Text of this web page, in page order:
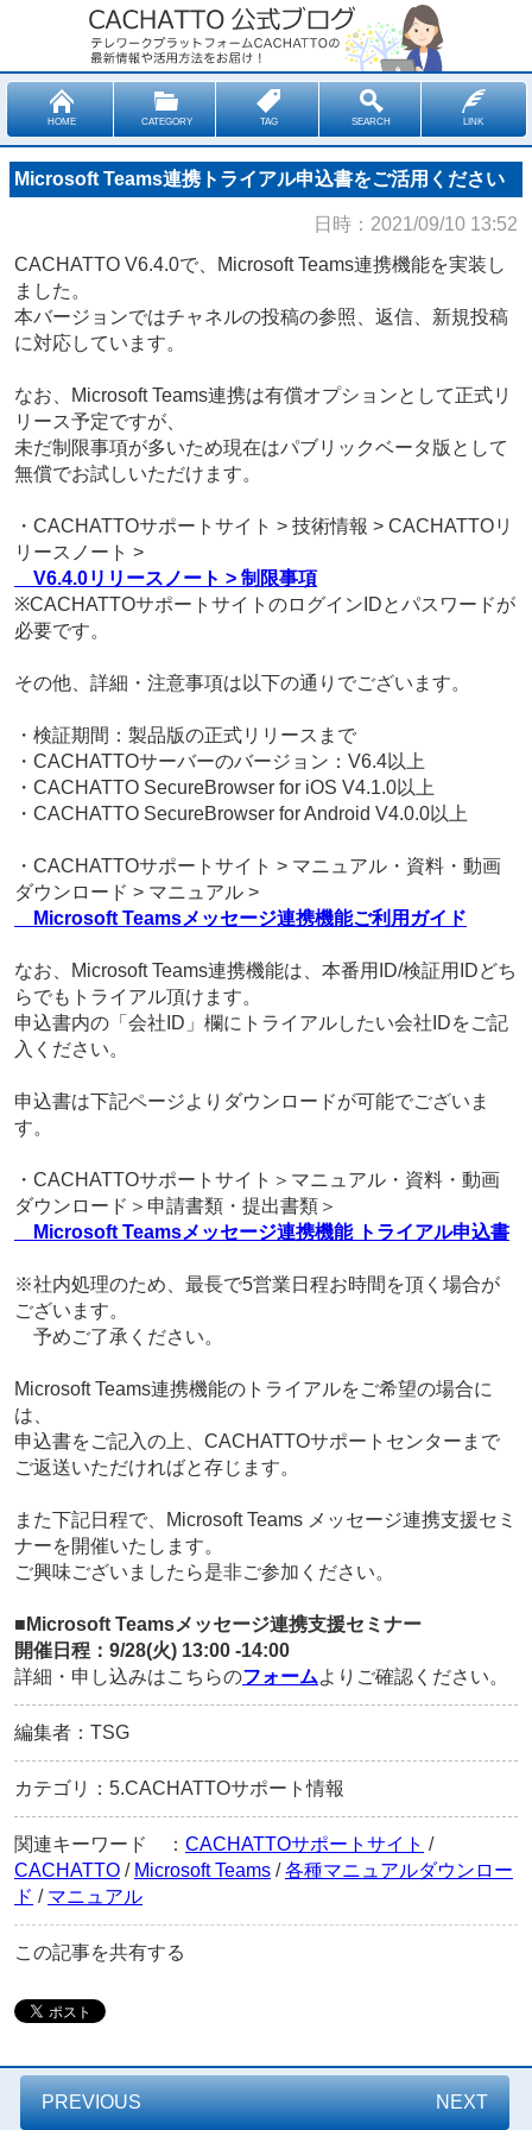
HOME CATEGORY TAG SEARCH LINK
Microsoft Teams連携トライアル申込書をご活用ください
日時：2021/09/10 13:52
CACHATTO V6.4.0で、Microsoft Teams連携機能を実装し
ました。
本バージョンではチャネルの投稿の参照、返信、新規投稿
に対応しています。
なお、Microsoft Teams連携は有償オプションとして正式リ
リース予定ですが、
未だ制限事項が多いため現在はパブリックベータ版として
無償でお試しいただけます。
・CACHATTOサポートサイト > 技術情報 > CACHATTOリ
リースノート >
V6.4.0リリースノート > 制限事項
※CACHATTOサポートサイトのログインIDとパスワードが
必要です。
その他、詳細・注意事項は以下の通りでございます。
・検証期間：製品版の正式リリースまで
・CACHATTOサーバーのバージョン：V6.4以上
・CACHATTO SecureBrowser for iOS V4.1.0以上
・CACHATTO SecureBrowser for Android V4.0.0以上
・CACHATTOサポートサイト > マニュアル・資料・動画
ダウンロード > マニュアル >
Microsoft Teamsメッセージ連携機能ご利用ガイド
なお、Microsoft Teams連携機能は、本番用ID/検証用IDどち
らでもトライアル頂けます。
申込書内の「会社ID」欄にトライアルしたい会社IDをご記
入ください。
申込書は下記ページよりダウンロードが可能でございま
す。
・CACHATTOサポートサイト＞マニュアル・資料・動画
ダウンロード＞申請書類・提出書類＞
Microsoft Teamsメッセージ連携機能 トライアル申込書
※社内処理のため、最長で5営業日程お時間を頂く場合が
ございます。
予めご了承ください。
Microsoft Teams連携機能のトライアルをご希望の場合に
は、
申込書をご記入の上、CACHATTOサポートセンターまで
ご返送いただければと存じます。
また下記日程で、Microsoft Teams メッセージ連携支援セミ
ナーを開催いたします。
ご興味ございましたら是非ご参加ください。
■Microsoft Teamsメッセージ連携支援セミナー
開催日程：9/28(火) 13:00 -14:00
詳細・申し込みはこちらのフォームよりご確認ください。
編集者：TSG
カテゴリ：5.CACHATTOサポート情報
関連キーワード ： CACHATTOサポートサイト /
CACHATTO / Microsoft Teams /各種マニュアルダウンロー
ド / マニュアル
この記事を共有する
NEXT
PREVIOUS